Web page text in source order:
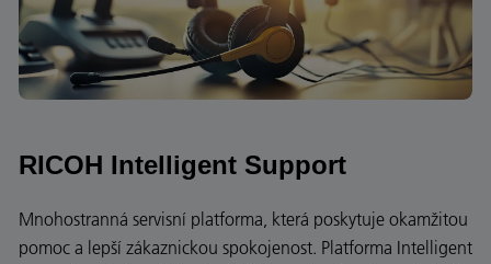
RICOH Intelligent Support
Mnohostranná servisní platforma, která poskytuje okamžitou
pomoc a lepší zákaznickou spokojenost. Platforma Intelligent